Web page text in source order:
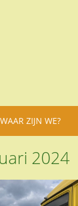
WAAR ZIJN WE?
2024